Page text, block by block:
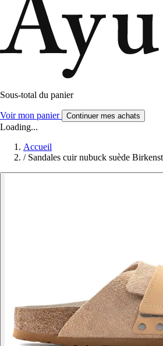
Sous-total du panier
Voir mon panier Continuer mes achats
Loading...
Accueil
/ Sandales cuir nubuck suède